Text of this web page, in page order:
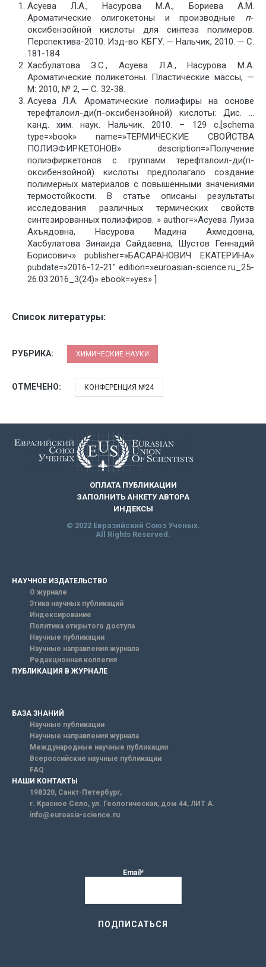
Асуева Л.А., Насурова М.А., Бориева А.М.
Ароматические олигокетоны и производные п-
оксибензойной кислоты для синтеза полимеров.
Перспектива-2010. Изд-во КБГУ. ─ Нальчик, 2010. ─ С.
181-184
Хасбулатова З.С., Асуева Л.А., Насурова М.А.
Ароматические поликетоны. Пластические массы, —
М: 2010, № 2, ─ С. 32-38.
Асуева Л.А. Ароматические полиэфиры на основе
терефталоил-ди(п-оксибензойной) кислоты: Дис. …
канд. хим. наук. Нальчик. 2010. – 129 с.[schema
type=»book» name=»ТЕРМИЧЕСКИЕ СВОЙСТВА
ПОЛИЭФИРКЕТОНОВ» description=»Получение
полиэфиркетонов с группами терефталоил-ди(п-
оксибензойной) кислоты предполагало создание
полимерных материалов с повышенными значениями
термостойкости. В статье описаны результаты
исследования различных термических свойств
синтезированных полиэфиров. » author=»Асуева Луиза
Ахъядовна, Насурова Мадина Ахмедовна,
Хасбулатова Зинаида Сайдаевна, Шустов Геннадий
Борисович» publisher=»БАСАРАНОВИЧ ЕКАТЕРИНА»
pubdate=»2016-12-21″ edition=»euroasian-science.ru_25-
26.03.2016_3(24)» ebook=»yes» ]
Список литературы:
РУБРИКА: ХИМИЧЕСКИЕ НАУКИ
ОТМЕЧЕНО: КОНФЕРЕНЦИЯ №24
ОПЛАТА ПУБЛИКАЦИИ
ЗАПОЛНИТЬ АНКЕТУ АВТОРА
ИНДЕКСЫ
© 2022 Евразийский Союз Ученых.
All Rights Reserved.
НАУЧНОЕ ИЗДАТЕЛЬСТВО
О журнале
Этика научных публикаций
Индексирование
Политика открытого доступа
Научные публикации
Научные направления журнала
Редакционная коллегия
ПУБЛИКАЦИЯ В ЖУРНАЛЕ
БАЗА ЗНАНИЙ
Научные публикации
Научные направления журнала
Международные научные публикации
Всероссийские научные публикации
FAQ
НАШИ КОНТАКТЫ
198320, Санкт-Петербург,
г. Красное Село, ул. Геологическая, дом 44, ЛИТ А.
info@euroasia-science.ru
Email*